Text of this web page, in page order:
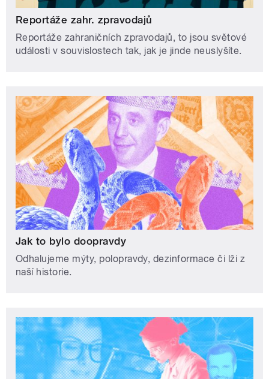
Reportáže zahr. zpravodajů
Reportáže zahraničních zpravodajů, to jsou světové
události v souvislostech tak, jak je jinde neuslyšíte.
Jak to bylo doopravdy
Odhalujeme mýty, polopravdy, dezinformace či lži z
naší historie.